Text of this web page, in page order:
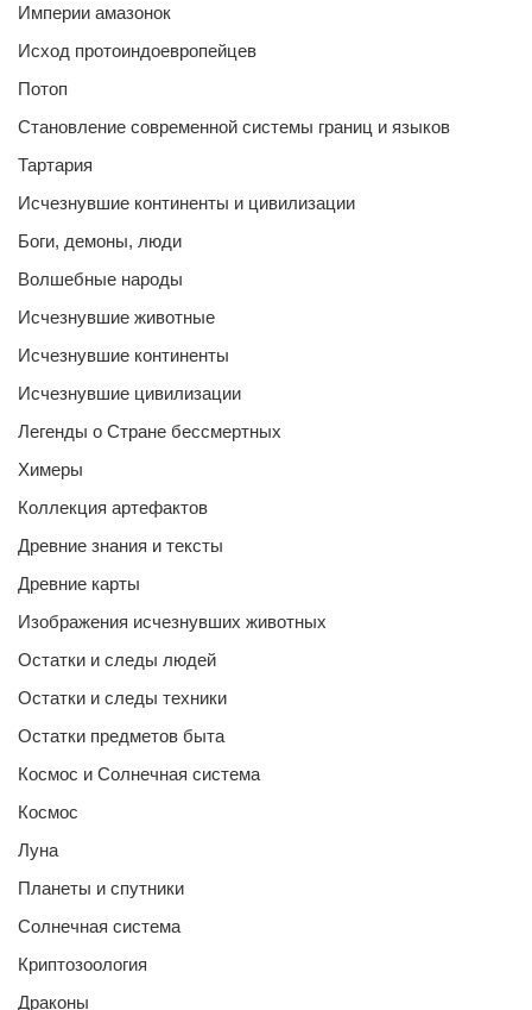
Империи амазонок
Исход протоиндоевропейцев
Потоп
Становление современной системы границ и языков
Тартария
Исчезнувшие континенты и цивилизации
Боги, демоны, люди
Волшебные народы
Исчезнувшие животные
Исчезнувшие континенты
Исчезнувшие цивилизации
Легенды о Стране бессмертных
Химеры
Коллекция артефактов
Древние знания и тексты
Древние карты
Изображения исчезнувших животных
Остатки и следы людей
Остатки и следы техники
Остатки предметов быта
Космос и Солнечная система
Космос
Луна
Планеты и спутники
Солнечная система
Криптозоология
Драконы